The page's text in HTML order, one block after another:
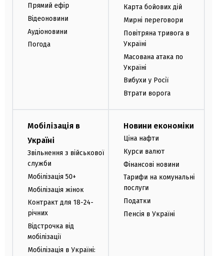
Прямий ефір
Відеоновини
Аудіоновини
Погода
Карта бойових дій
Мирні переговори
Повітряна тривога в
Україні
Масована атака по
Україні
Вибухи у Росії
Втрати ворога
Мобілізація в
Україні
Звільнення з військової
служби
Мобілізація 50+
Мобілізація жінок
Контракт для 18-24-
річних
Відстрочка від
мобілізації
Мобілізація в Україні:
Новини економіки
Ціна нафти
Курси валют
Фінансові новини
Тарифи на комунальні
послуги
Податки
Пенсія в Україні